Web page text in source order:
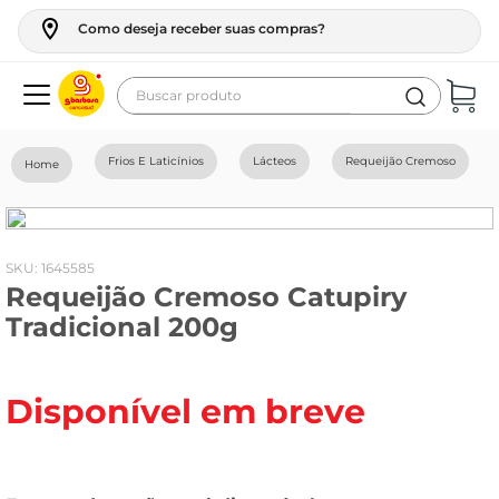
Como deseja receber suas compras?
Buscar produto
Frios E Laticínios Lácteos Requeijão Cremoso
: 1645585
Requeijão Cremoso Catupiry
Tradicional 200g
Disponível em breve
geladeira
fogao
café
cerveja
vinho